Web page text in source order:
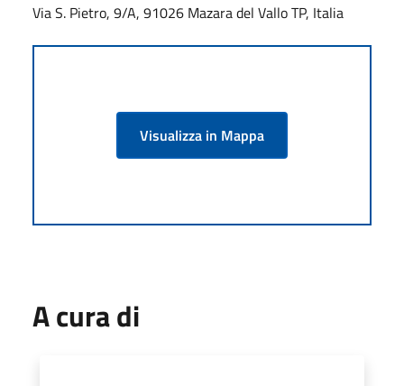
Via S. Pietro, 9/A, 91026 Mazara del Vallo TP, Italia
Visualizza in Mappa
A cura di